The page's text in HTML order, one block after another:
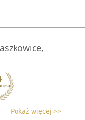
Pokaż więcej >>